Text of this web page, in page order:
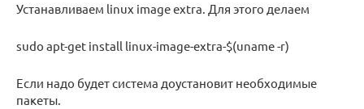
Устанавливаем linux image extra. Для этого делаем
sudo apt-get install linux-image-extra-$(uname -r)
Если надо будет система доустановит необходимые
пакеты.